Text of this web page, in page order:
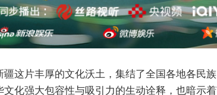
疆这片丰厚的文化沃土，集结了全国各地各民
化强大包容性与吸引力的生动诠释，也暗示